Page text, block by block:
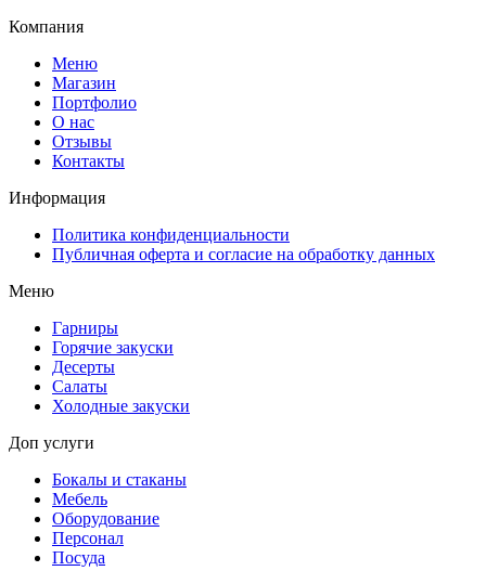
Компания
Меню
Магазин
Портфолио
О нас
Отзывы
Контакты
Информация
Политика конфиденциальности
Публичная оферта и согласие на обработку данных
Меню
Гарниры
Горячие закуски
Десерты
Салаты
Холодные закуски
Доп услуги
Бокалы и стаканы
Мебель
Оборудование
Персонал
Посуда